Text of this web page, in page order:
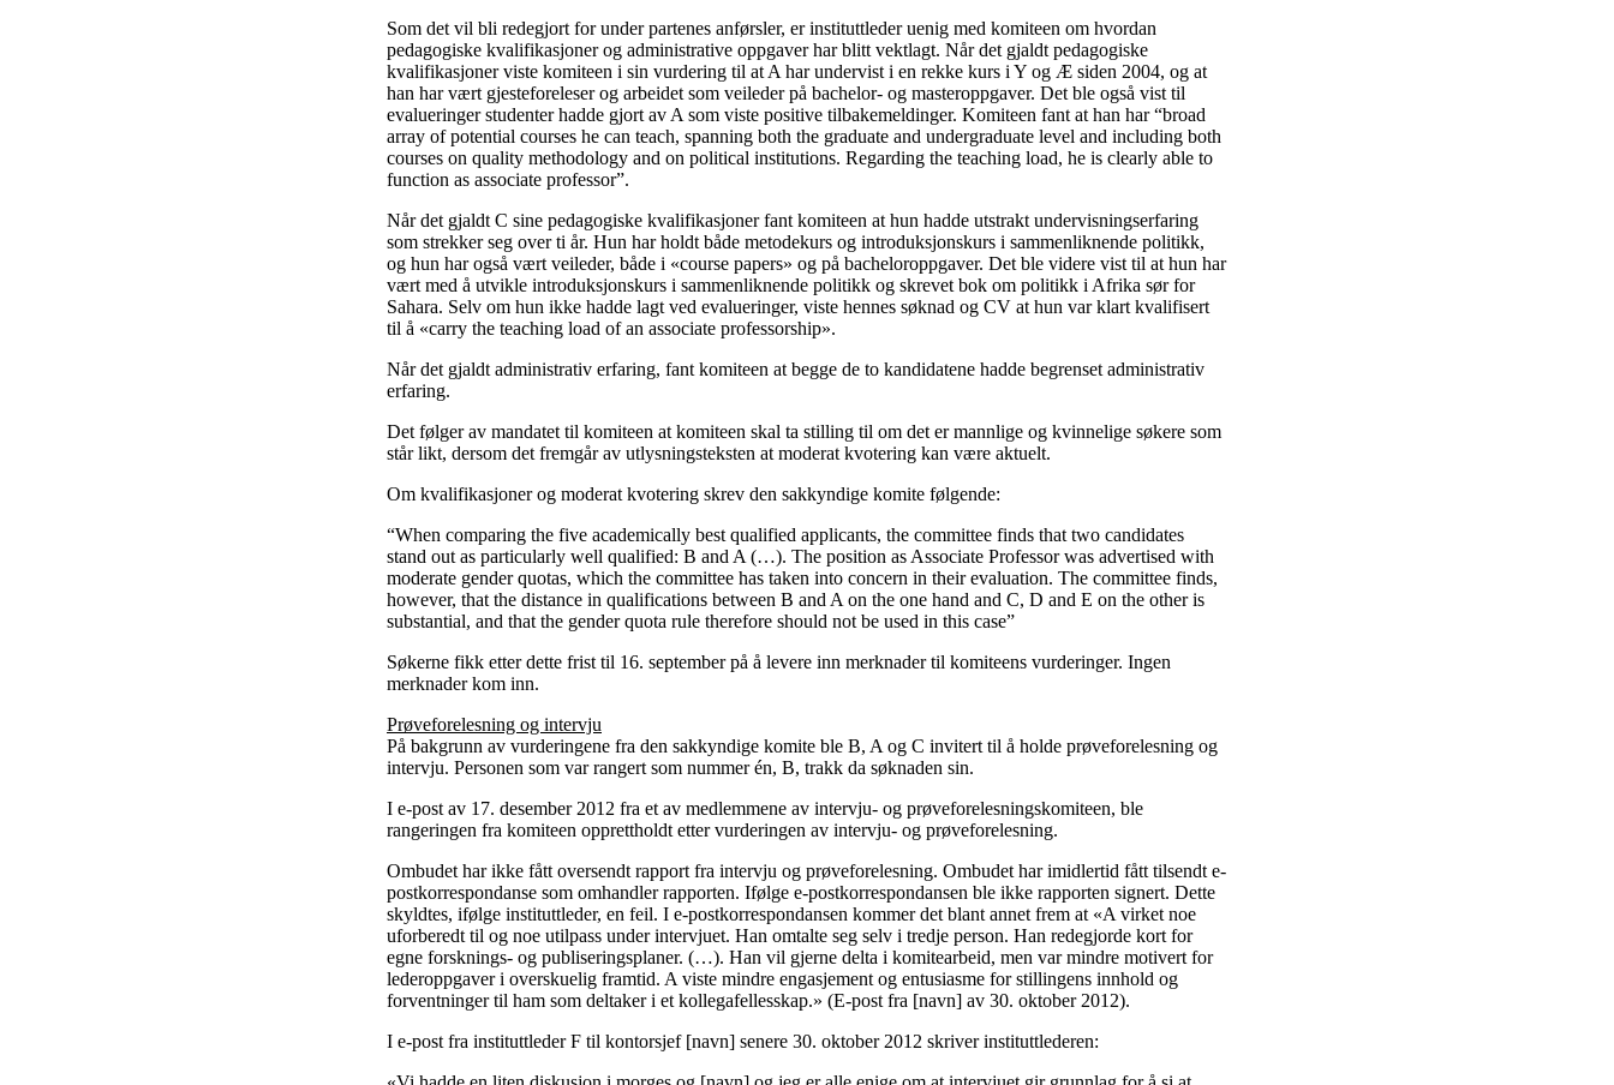
Som det vil bli redegjort for under partenes anførsler, er instituttleder uenig med komiteen om hvordan
pedagogiske kvalifikasjoner og administrative oppgaver har blitt vektlagt. Når det gjaldt pedagogiske
kvalifikasjoner viste komiteen i sin vurdering til at A har undervist i en rekke kurs i Y og Æ siden 2004, og at
han har vært gjesteforeleser og arbeidet som veileder på bachelor- og masteroppgaver. Det ble også vist til
evalueringer studenter hadde gjort av A som viste positive tilbakemeldinger. Komiteen fant at han har “broad
array of potential courses he can teach, spanning both the graduate and undergraduate level and including both
courses on quality methodology and on political institutions. Regarding the teaching load, he is clearly able to
function as associate professor”.
Når det gjaldt C sine pedagogiske kvalifikasjoner fant komiteen at hun hadde utstrakt undervisningserfaring
som strekker seg over ti år. Hun har holdt både metodekurs og introduksjonskurs i sammenliknende politikk,
og hun har også vært veileder, både i «course papers» og på bacheloroppgaver. Det ble videre vist til at hun har
vært med å utvikle introduksjonskurs i sammenliknende politikk og skrevet bok om politikk i Afrika sør for
Sahara. Selv om hun ikke hadde lagt ved evalueringer, viste hennes søknad og CV at hun var klart kvalifisert
til å «carry the teaching load of an associate professorship».
Når det gjaldt administrativ erfaring, fant komiteen at begge de to kandidatene hadde begrenset administrativ
erfaring.
Det følger av mandatet til komiteen at komiteen skal ta stilling til om det er mannlige og kvinnelige søkere som
står likt, dersom det fremgår av utlysningsteksten at moderat kvotering kan være aktuelt.
Om kvalifikasjoner og moderat kvotering skrev den sakkyndige komite følgende:
“When comparing the five academically best qualified applicants, the committee finds that two candidates
stand out as particularly well qualified: B and A (…). The position as Associate Professor was advertised with
moderate gender quotas, which the committee has taken into concern in their evaluation. The committee finds,
however, that the distance in qualifications between B and A on the one hand and C, D and E on the other is
substantial, and that the gender quota rule therefore should not be used in this case”
Søkerne fikk etter dette frist til 16. september på å levere inn merknader til komiteens vurderinger. Ingen
merknader kom inn.
Prøveforelesning og intervju
På bakgrunn av vurderingene fra den sakkyndige komite ble B, A og C invitert til å holde prøveforelesning og
intervju. Personen som var rangert som nummer én, B, trakk da søknaden sin.
I e-post av 17. desember 2012 fra et av medlemmene av intervju- og prøveforelesningskomiteen, ble
rangeringen fra komiteen opprettholdt etter vurderingen av intervju- og prøveforelesning.
Ombudet har ikke fått oversendt rapport fra intervju og prøveforelesning. Ombudet har imidlertid fått tilsendt e-
postkorrespondanse som omhandler rapporten. Ifølge e-postkorrespondansen ble ikke rapporten signert. Dette
skyldtes, ifølge instituttleder, en feil. I e-postkorrespondansen kommer det blant annet frem at «A virket noe
uforberedt til og noe utilpass under intervjuet. Han omtalte seg selv i tredje person. Han redegjorde kort for
egne forsknings- og publiseringsplaner. (…). Han vil gjerne delta i komitearbeid, men var mindre motivert for
lederoppgaver i overskuelig framtid. A viste mindre engasjement og entusiasme for stillingens innhold og
forventninger til ham som deltaker i et kollegafellesskap.» (E-post fra [navn] av 30. oktober 2012).
I e-post fra instituttleder F til kontorsjef [navn] senere 30. oktober 2012 skriver instituttlederen: